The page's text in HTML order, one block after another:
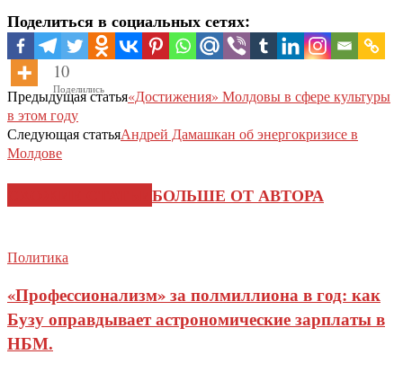
Поделиться в социальных сетях:
10
Поделились
Предыдущая статья«Достижения» Молдовы в сфере культуры
в этом году
Следующая статьяАндрей Дамашкан об энергокризисе в
Молдове
БОЛЬШЕ ОТ АВТОРА
Политика
«Профессионализм» за полмиллиона в год: как
Бузу оправдывает астрономические зарплаты в
НБМ.